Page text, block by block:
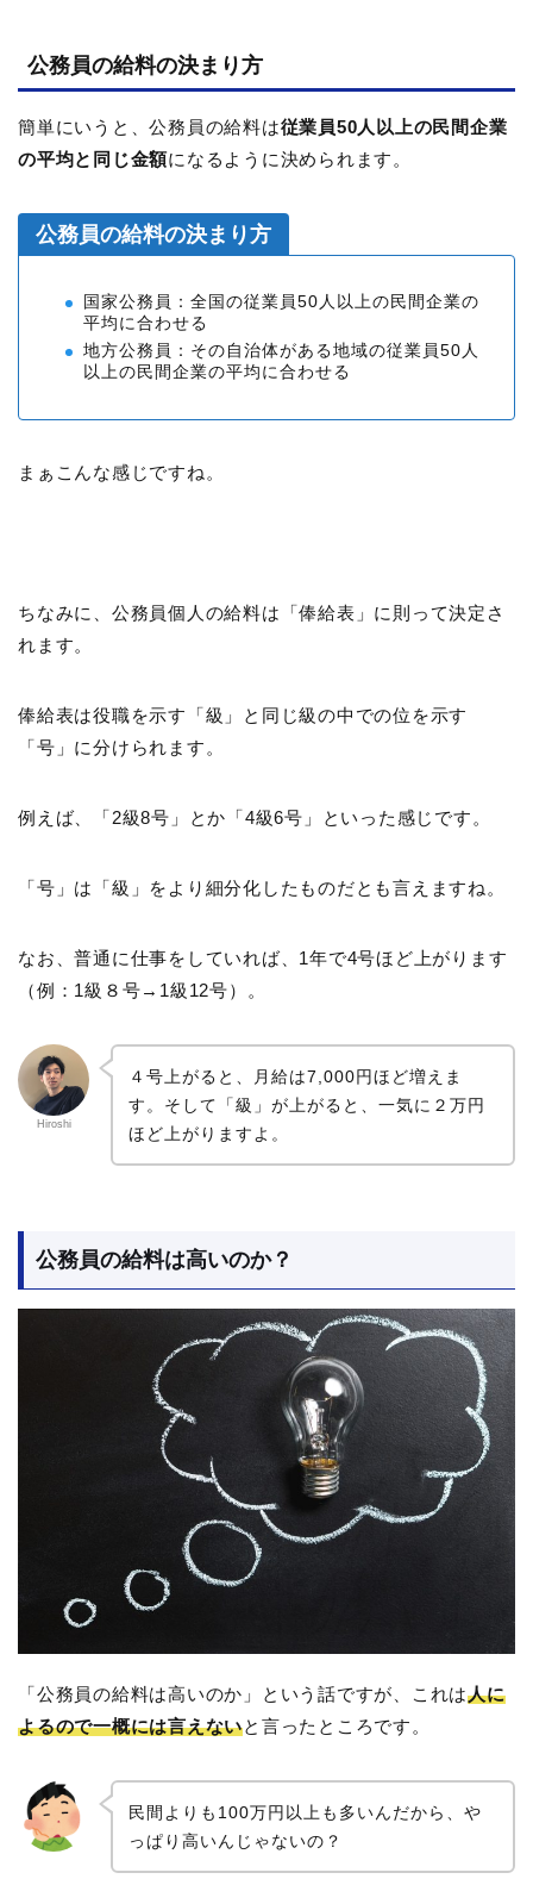
公務員の給料の決まり方
簡単にいうと、公務員の給料は従業員50人以上の民間企業
の平均と同じ金額になるように決められます。
公務員の給料の決まり方
国家公務員：全国の従業員50人以上の民間企業の
平均に合わせる
地方公務員：その自治体がある地域の従業員50人
以上の民間企業の平均に合わせる
まぁこんな感じですね。
ちなみに、公務員個人の給料は「俸給表」に則って決定さ
れます。
俸給表は役職を示す「級」と同じ級の中での位を示す
「号」に分けられます。
例えば、「2級8号」とか「4級6号」といった感じです。
「号」は「級」をより細分化したものだとも言えますね。
なお、普通に仕事をしていれば、1年で4号ほど上がります
（例：1級８号→1級12号）。
Hiroshi
４号上がると、月給は7,000円ほど増えま
す。そして「級」が上がると、一気に２万円
ほど上がりますよ。
公務員の給料は高いのか？
「公務員の給料は高いのか」という話ですが、これは人に
よるので一概には言えないと言ったところです。
民間よりも100万円以上も多いんだから、や
っぱり高いんじゃないの？